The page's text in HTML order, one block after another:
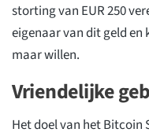
storting van EUR 250
eigenaar van dit geld en
maar willen.
Vriendelijke
Het doel van het Bitcoin